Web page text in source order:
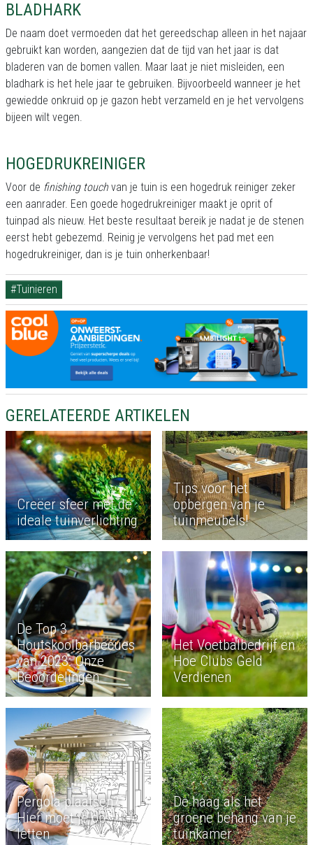
BLADHARK
De naam doet vermoeden dat het gereedschap alleen in het najaar
gebruikt kan worden, aangezien dat de tijd van het jaar is dat
bladeren van de bomen vallen. Maar laat je niet misleiden, een
bladhark is het hele jaar te gebruiken. Bijvoorbeeld wanneer je het
gewiedde onkruid op je gazon hebt verzameld en je het vervolgens
bijeen wilt vegen.
HOGEDRUKREINIGER
Voor de finishing touch van je tuin is een hogedruk reiniger zeker
een aanrader. Een goede hogedrukreiniger maakt je oprit of
tuinpad als nieuw. Het beste resultaat bereik je nadat je de stenen
eerst hebt gebezemd. Reinig je vervolgens het pad met een
hogedrukreiniger, dan is je tuin onherkenbaar!
#Tuinieren
GERELATEERDE ARTIKELEN
Creëer sfeer met de
ideale tuinverlichting
Tips voor het
opbergen van je
tuinmeubels!
De Top 3
Houtskoolbarbecues
van 2023: Onze
Beoordelingen
Het Voetbalbedrijf en
Hoe Clubs Geld
Verdienen
Pergola plaatsen?
Hier moet je op
letten
De haag als het
groene behang van je
tuinkamer